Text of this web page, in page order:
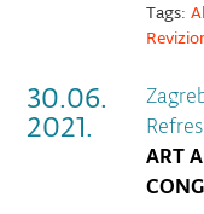
Tags:
30.06.
2021.
ART